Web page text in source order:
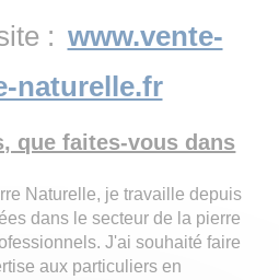
: www.vente-
naturelle.fr
que faites-vous dans
Naturelle, je travaille depuis
dans le secteur de la pierre
J'ai souhaité faire
aux particuliers en